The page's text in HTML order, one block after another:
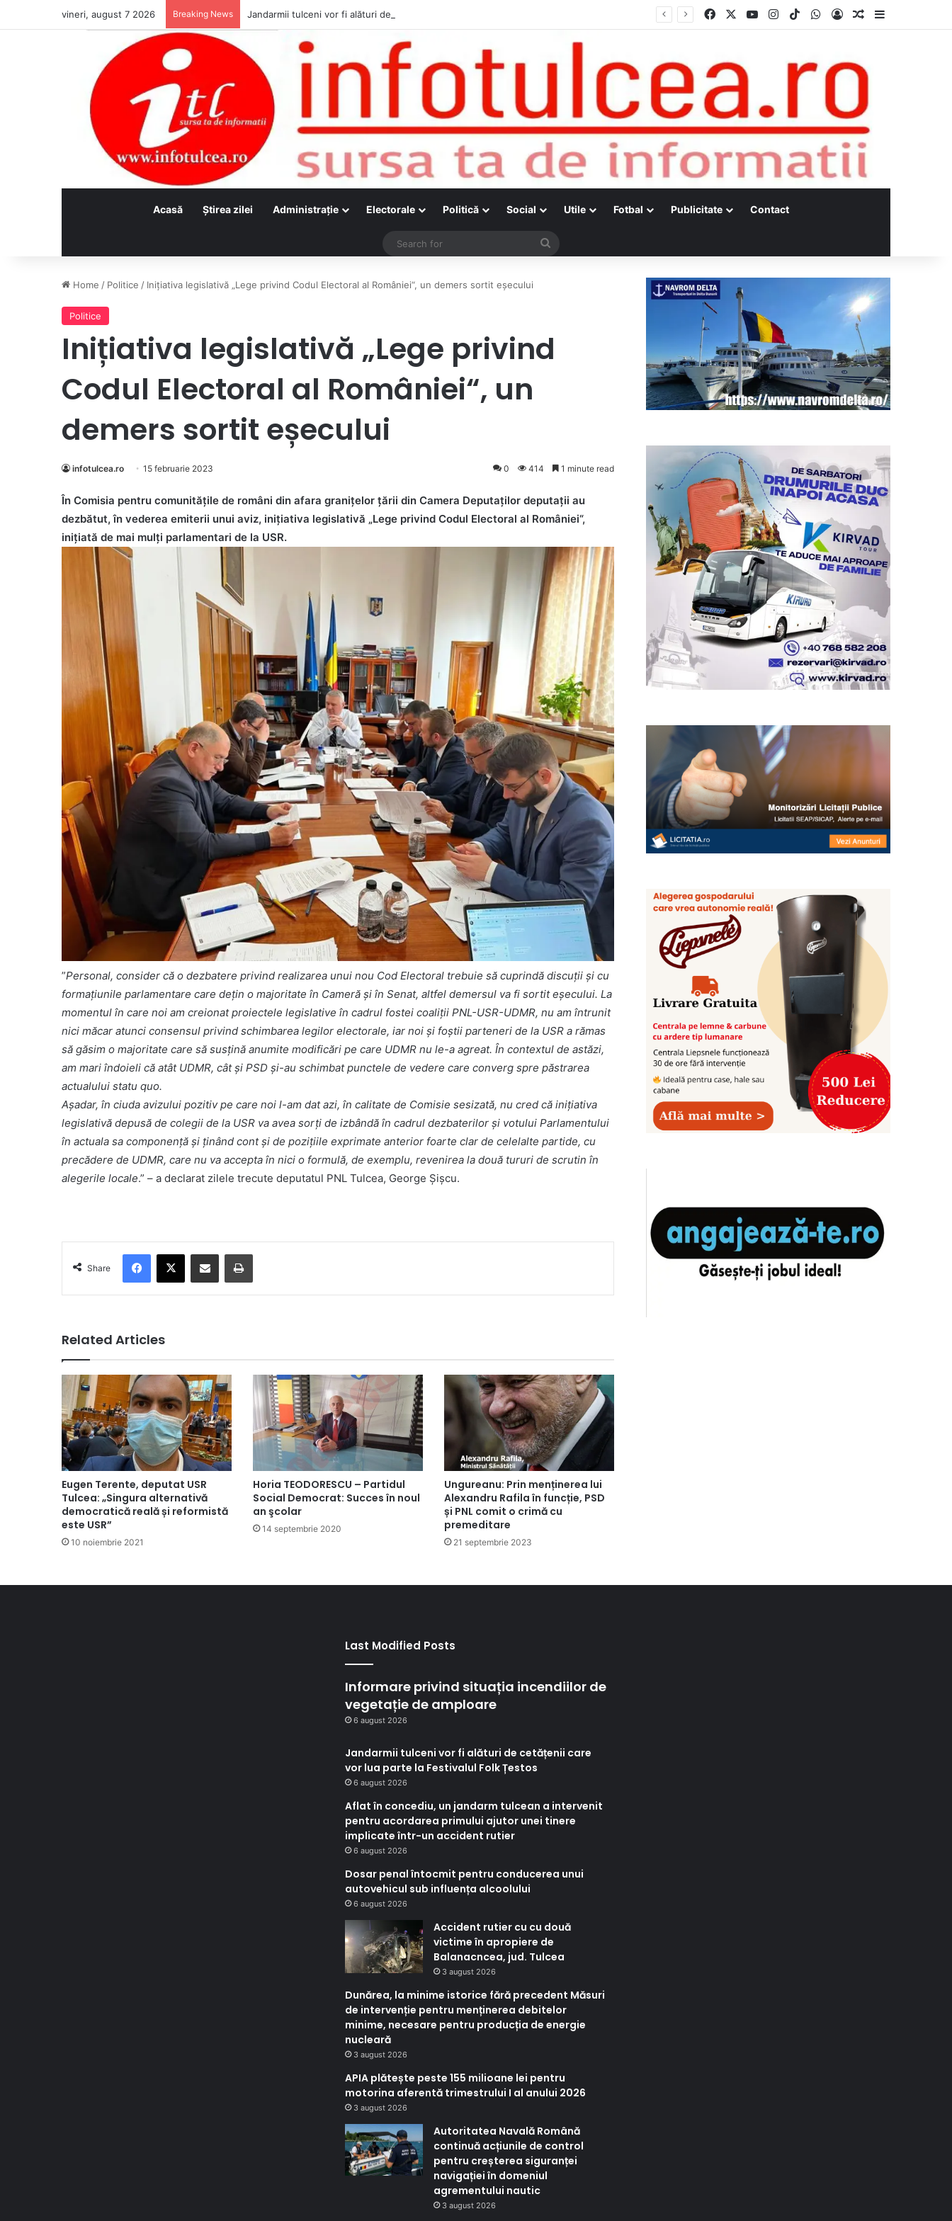
vineri, august 7 2026 Breaking News Jandarmii tulceni vor fi alături de cetățenii care vor lua parte la Festivalul Folk Țestos Facebook YouTubeInstagram
TikTokWhatsApp
Log InRandom Article
Acasă Ştirea zilei Administraţie Electorale Politică Social Utile Fotbal Publicitate Contact
Search
Home / Politice / Inițiativa legislativă „Lege privind Codul Electoral al României“, un demers sortit eșecului
Politice
Inițiativa legislativă „Lege privind
Codul Electoral al României“, un
demers sortit eșecului
infotulcea.ro 15 februarie 2023 0 414 1 minute read
În Comisia pentru comunitățile de români din afara granițelor țării din Camera Deputaților deputații au
dezbătut, în vederea emiterii unui aviz, inițiativa legislativă „Lege privind Codul Electoral al României“,
inițiată de mai mulți parlamentari de la USR.
”Personal, consider că o dezbatere privind realizarea unui nou Cod Electoral trebuie să cuprindă discuții și cu
formațiunile parlamentare care dețin o majoritate în Cameră și în Senat, altfel demersul va fi sortit eșecului. La
momentul în care noi am creionat proiectele legislative în cadrul fostei coaliții PNL-USR-UDMR, nu am întrunit
nici măcar atunci consensul privind schimbarea legilor electorale, iar noi și foștii parteneri de la USR a rămas
să găsim o majoritate care să susțină anumite modificări pe care UDMR nu le-a agreat. În contextul de astăzi,
am mari îndoieli că atât UDMR, cât și PSD și-au schimbat punctele de vedere care converg spre păstrarea
actualului statu quo.
Așadar, în ciuda avizului pozitiv pe care noi l-am dat azi, în calitate de Comisie sesizată, nu cred că inițiativa
legislativă depusă de colegii de la USR va avea sorți de izbândă în cadrul dezbaterilor și votului Parlamentului
în actuala sa componență și ținând cont și de pozițiile exprimate anterior foarte clar de celelalte partide, cu
precădere de UDMR, care nu va accepta în nici o formulă, de exemplu, revenirea la două tururi de scrutin în
alegerile locale.” – a declarat zilele trecute deputatul PNL Tulcea, George Șișcu.
Share
Related Articles
Eugen Terente, deputat USR
Tulcea: „Singura alternativă
democratică reală și reformistă
este USR”
10 noiembrie 2021
Horia TEODORESCU – Partidul
Social Democrat: Succes în noul
an şcolar
14 septembrie 2020
Ungureanu: Prin menținerea lui
Alexandru Rafila în funcție, PSD
și PNL comit o crimă cu
premeditare
21 septembrie 2023
Last Modified Posts
Informare privind situația incendiilor de
vegetație de amploare
6 august 2026
Jandarmii tulceni vor fi alături de cetățenii care
vor lua parte la Festivalul Folk Țestos
6 august 2026
Aflat în concediu, un jandarm tulcean a intervenit
pentru acordarea primului ajutor unei tinere
implicate într-un accident rutier
6 august 2026
Dosar penal întocmit pentru conducerea unui
autovehicul sub influența alcoolului
6 august 2026
Accident rutier cu cu două
victime în apropiere de
Balanacncea, jud. Tulcea
3 august 2026
Dunărea, la minime istorice fără precedent Măsuri
de intervenție pentru menținerea debitelor
minime, necesare pentru producția de energie
nucleară
3 august 2026
APIA plătește peste 155 milioane lei pentru
motorina aferentă trimestrului I al anului 2026
3 august 2026
Autoritatea Navală Română
continuă acțiunile de control
pentru creșterea siguranței
navigației în domeniul
agrementului nautic
3 august 2026